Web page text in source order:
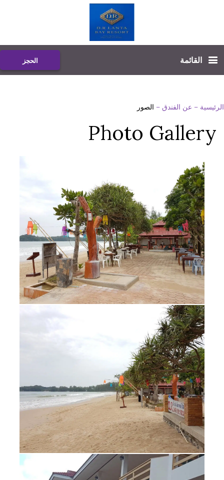
القائمة الحجز
الرئيسية – عن الفندق – الصور
Photo Gallery